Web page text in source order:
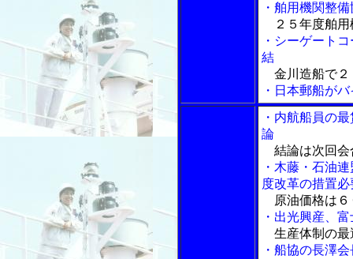
・舶用機関整
２５年度舶用
・シーゲート
結
金川造船で２
・日本郵船が
・内航船員の
論
結論は次回会
・木藤・石油
度改革の措置必
原油価格は６
・出光興産、
生産体制の最
・船協の長澤